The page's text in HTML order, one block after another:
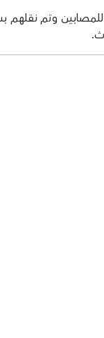
وتم